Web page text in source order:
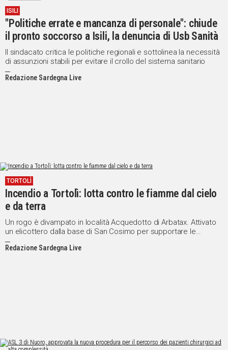
ISILI
"Politiche errate e mancanza di personale": chiude
il pronto soccorso a Isili, la denuncia di Usb Sanità
Il sindacato critica le politiche regionali e sottolinea la necessità
di assunzioni stabili per evitare il crollo del sistema sanitario
Redazione Sardegna Live
TORTOLÌ
Incendio a Tortolì: lotta contro le fiamme dal cielo
e da terra
Un rogo è divampato in località Acquedotto di Arbatax. Attivato
un elicottero dalla base di San Cosimo per supportare le
operazioni di spegnimento
Redazione Sardegna Live